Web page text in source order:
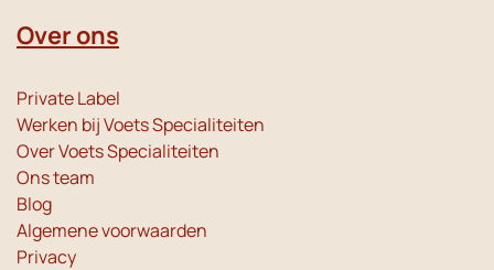
Over ons
Private Label
Werken bij Voets Specialiteiten
Over Voets Specialiteiten
Ons team
Blog
Algemene voorwaarden
Privacy